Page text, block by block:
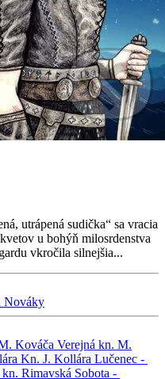
utrápená sudička“ sa vracia
u bohýň milosrdenstva
vkročila silnejšia...
Nováky
Kováča Verejná kn. M.
Kn. J. Kollára Lučenec -
Rimavská Sobota -